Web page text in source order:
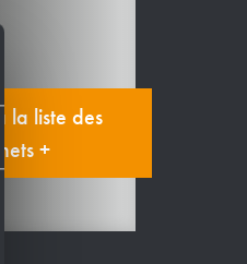
la liste des
+